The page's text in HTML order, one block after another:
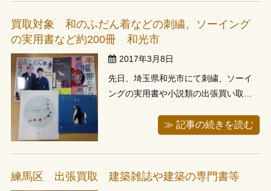
車が置いてあり驚きました。東北出身
の田舎者の私は驚いてばかりです。居
間にご案内頂き、お客様が本を次々と
運んで頂き...
買取対象 和のふだん着などの刺繍、ソーイング
の実用書など約200冊 和光市
2017年3月8日
先日、埼玉県和光市にて刺繍、ソーイ
ングの実用書や小説類の出張買い取り
話頂き、午後からお伺い、即日対応さ
古本チェーン店さんに自転車で持ち込
もうとしたそうですが、重すぎて諦め
たそうです。大判本も含めて200冊を自
≫ 記事の続きを読む
練馬区 出張買取 建築雑誌や建築の専門書等